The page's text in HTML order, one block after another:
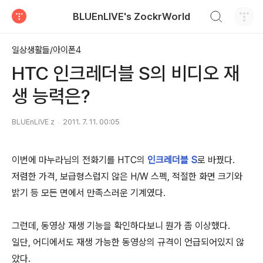
BLUEnLIVE's ZockrWorld
일상생활들/아이폰4
HTC 인크레더블 S의 비디오 재
생 능력은?
BLUEnLIVE z 2011. 7. 11. 00:05
이번에 마누라님의 전화기를 HTC의 인크레더블 S로 바꿨다.
저렴한 가격, 보급형스럽지 않은 H/W 스펙, 적절한 화면 크기와
밝기 등 모든 면에서 만족스러운 기계였다.
그런데, 동영상 재생 기능을 확인하다보니 뭔가 좀 이상했다.
일단, 어디에서도 재생 가능한 동영상의 규격이 언급되어있지 않
았다.